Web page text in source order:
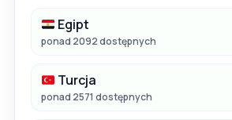
Egipt
ponad 2092 dostępnych
Turcja
ponad 2571 dostępnych